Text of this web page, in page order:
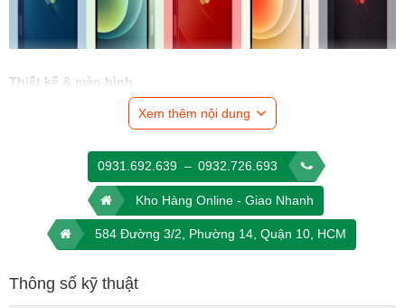
Thiết kế & màn hình
Xem thêm nội dung
0931.692.639 – 0932.726.693
Kho Hàng Online - Giao Nhanh
584 Đường 3/2, Phường 14, Quận 10, HCM
Thông số kỹ thuật